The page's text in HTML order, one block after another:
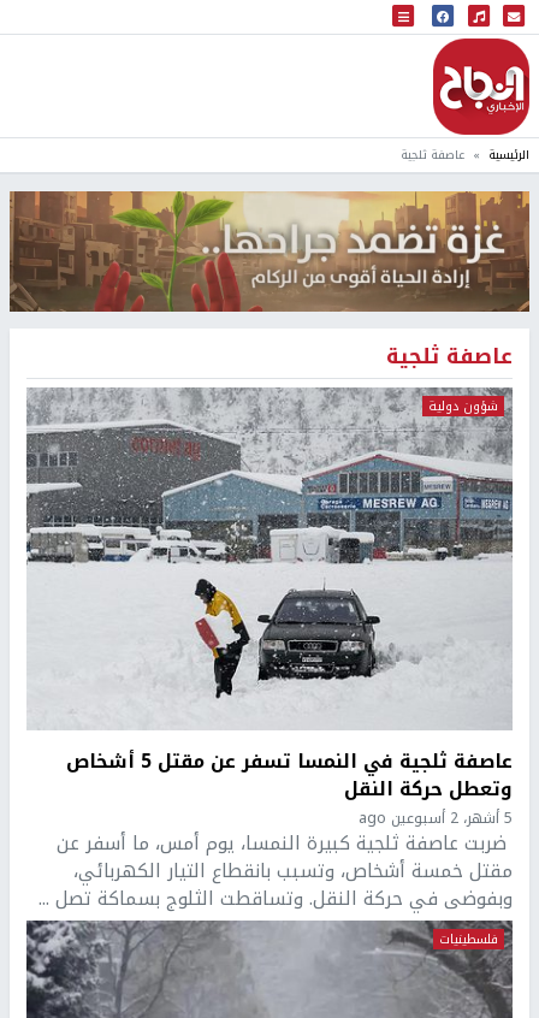
البث المباشر
إذاعة النجاح
الرئيسية عاصفة ثلجية
عاصفة ثلجية
شؤون دولية
عاصفة ثلجية في النمسا تسفر عن مقتل 5 أشخاص
وتعطل حركة النقل
5 أشهر، 2 أسبوعين ago
ضربت عاصفة ثلجية كبيرة النمسا، يوم أمس، ما أسفر عن
مقتل خمسة أشخاص، وتسبب بانقطاع التيار الكهربائي،
وبفوضى في حركة النقل. وتساقطت الثلوج بسماكة تصل ...
فلسطينيات